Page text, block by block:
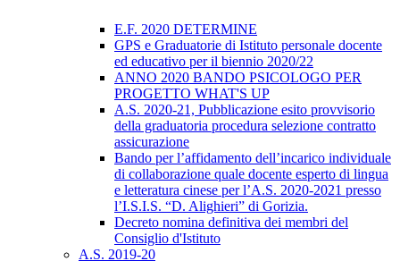
E.F. 2020 DETERMINE
GPS e Graduatorie di Istituto personale docente
ed educativo per il biennio 2020/22
ANNO 2020 BANDO PSICOLOGO PER
PROGETTO WHAT'S UP
A.S. 2020-21, Pubblicazione esito provvisorio
della graduatoria procedura selezione contratto
assicurazione
Bando per l’affidamento dell’incarico individuale
di collaborazione quale docente esperto di lingua
e letteratura cinese per l’A.S. 2020-2021 presso
l’I.S.I.S. “D. Alighieri” di Gorizia.
Decreto nomina definitiva dei membri del
Consiglio d'Istituto
A.S. 2019-20